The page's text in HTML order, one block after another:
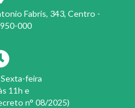
Fabris, 343, Centro -
000
feira
11h e
n° 08/2025)